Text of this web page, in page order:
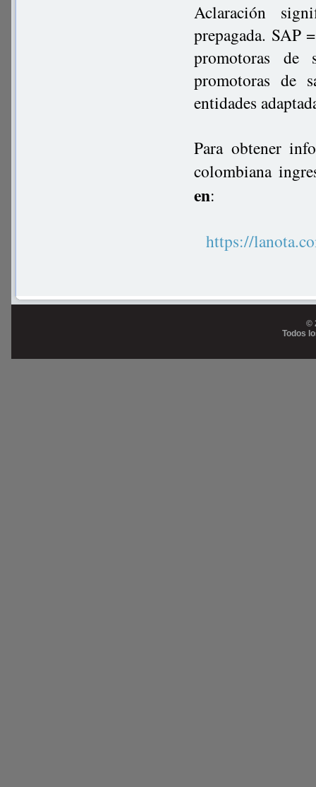
Aclaración
prepagada. SAP
promotoras de
promotoras de
entidades
Para obtener
colombiana
en:
https://
©
Todos